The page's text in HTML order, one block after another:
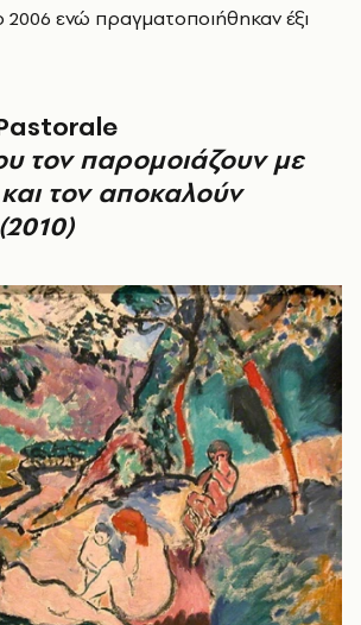
ενώ πραγματοποιήθηκαν έξι
τον παρομοιάζουν με
τον αποκαλούν